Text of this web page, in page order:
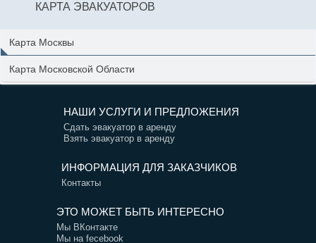
КАРТА ЭВАКУАТОРОВ
Карта Москвы
Карта Московской Области
НАШИ УСЛУГИ И ПРЕДЛОЖЕНИЯ
Сдать эвакуатор в аренду
Взять эвакуатор в аренду
ИНФОРМАЦИЯ ДЛЯ ЗАКАЗЧИКОВ
Контакты
ЭТО МОЖЕТ БЫТЬ ИНТЕРЕСНО
Мы ВКонтакте
Мы на fecebook